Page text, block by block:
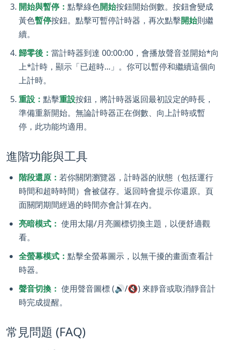
開始與暫停： 點擊綠色開始按鈕開始倒數。按鈕會變成
黃色暫停按鈕。點擊可暫停計時器，再次點擊開始則繼
續。
歸零後： 當計時器到達 00:00:00，會播放聲音並開始*向
上*計時，顯示「已超時...」。你可以暫停和繼續這個向
上計時。
重設： 點擊重設按鈕，將計時器返回最初設定的時長，
準備重新開始。無論計時器正在倒數、向上計時或暫
停，此功能均適用。
進階功能與工具
階段還原： 若你關閉瀏覽器，計時器的狀態（包括運行
時間和超時時間）會被儲存。返回時會提示你還原。頁
面關閉期間經過的時間亦會計算在內。
亮暗模式： 使用太陽/月亮圖標切換主題，以便舒適觀
看。
全螢幕模式： 點擊全螢幕圖示，以無干擾的畫面查看計
時器。
聲音切換： 使用聲音圖標 (🔊/🔇) 來靜音或取消靜音計
時完成提醒。
常見問題 (FAQ)